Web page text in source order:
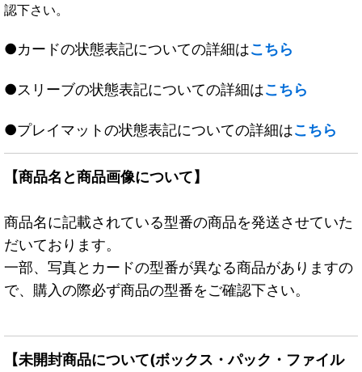
認下さい。
●カードの状態表記についての詳細はこちら
●スリーブの状態表記についての詳細はこちら
●プレイマットの状態表記についての詳細はこちら
【商品名と商品画像について】
商品名に記載されている型番の商品を発送させていた
だいております。
一部、写真とカードの型番が異なる商品がありますの
で、購入の際必ず商品の型番をご確認下さい。
【未開封商品について(ボックス・パック・ファイル